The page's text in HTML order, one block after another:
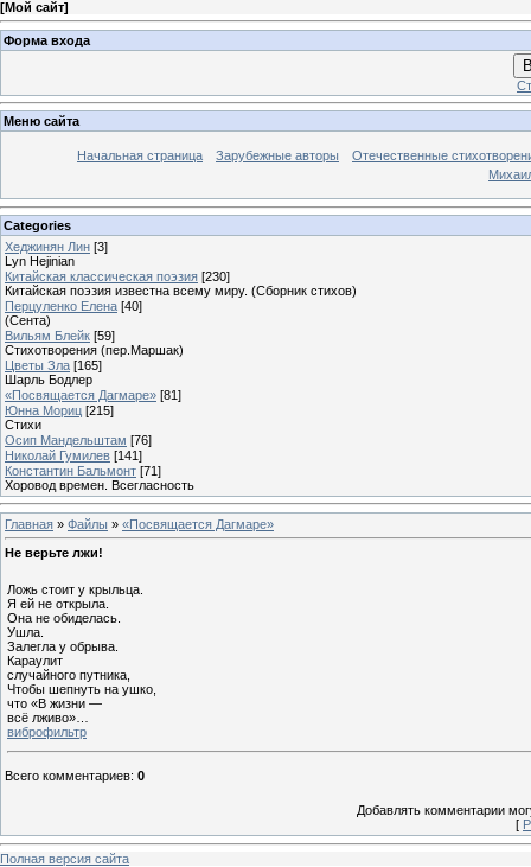
[Мой сайт]
Форма входа
Меню сайта
Начальная страница Зарубежные авторы
Отечественные
Categories
Хеджинян Лин [3]
Lyn Hejinian
Китайская классическая поэзия [230]
Китайская поэзия известна всему миру. (Сборник стихов)
Перцуленко Елена [40]
(Сента)
Вильям Блейк [59]
Стихотворения (пер.Маршак)
Цветы Зла [165]
Шарль Бодлер
«Посвящается Дагмаре» [81]
Юнна Мориц [215]
Стихи
Осип Мандельштам [76]
Николай Гумилев [141]
Константин Бальмонт [71]
Хоровод времен. Всегласность
Главная » Файлы » «Посвящается Дагмаре»
Не верьте лжи!
Ложь стоит у крыльца.
Я ей не открыла.
Она не обиделась.
Ушла.
Залегла у обрыва.
Караулит
случайного путника,
Чтобы шепнуть на ушко,
что «В жизни —
всё лживо»…
виброфильтр
Всего комментариев: 0
Добавлять комментарии
[
Полная версия сайта